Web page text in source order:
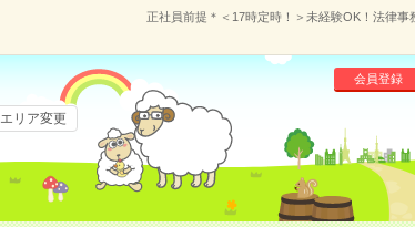
正社員前提＊＜17時定時！＞未経験OK！法律
会員登録
エリア変更